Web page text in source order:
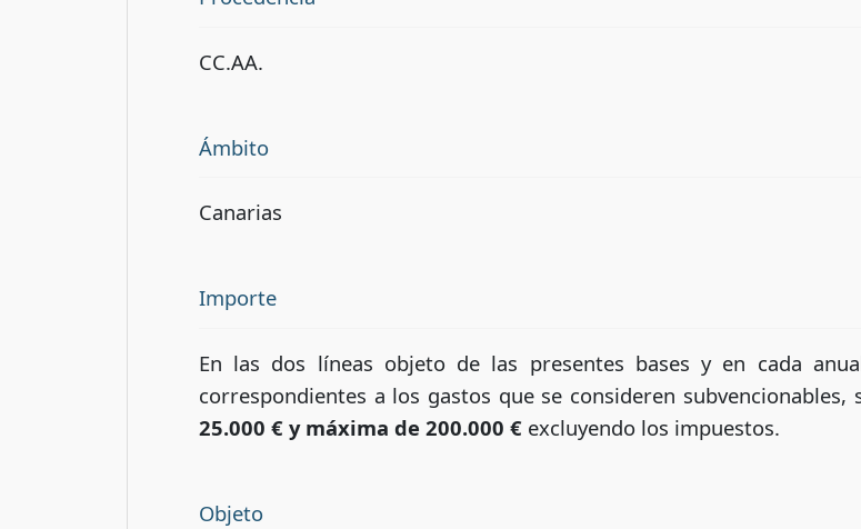
CC.AA.
Ámbito
Canarias
Importe
En las dos líneas objeto de las presentes bases y en cada
correspondientes a los gastos que se consideren subvencionables,
25.000 € y máxima de 200.000 € excluyendo los impuestos.
Objeto